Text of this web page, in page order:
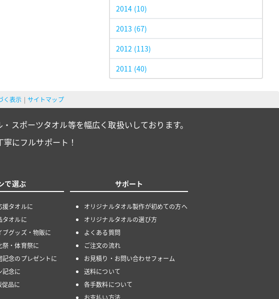
2014 (10)
2013 (67)
2012 (113)
2011 (40)
く表示 サイトマップ
スポーツタオル等を幅広く取扱いしております。
にフルサポート！
で選ぶ
援タオルに
タオルに
ブグッズ・物販に
祭・体育祭に
念のプレゼントに
記念に
促品に
サポート
オリジナルタオル製作が初めての方へ
オリジナルタオルの選び方
よくある質問
ご注文の流れ
お見積り・お問い合わせフォーム
送料について
各手数料について
お支払い方法